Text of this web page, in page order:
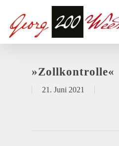
»Zollkontrolle«
21. Juni 2021